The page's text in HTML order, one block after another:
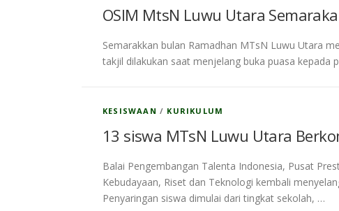
OSIM MtsN Luwu Utara
Semarakkan bulan Ramadhan MTsN Luwu Utara
takjil dilakukan saat menjelang buka puasa
KESISWAAN / KURIKULUM
13 siswa MTsN Luwu Utara
Balai Pengembangan Talenta Indonesia, Pusat
Kebudayaan, Riset dan Teknologi kembali
Penyaringan siswa dimulai dari tingkat sekolah, …